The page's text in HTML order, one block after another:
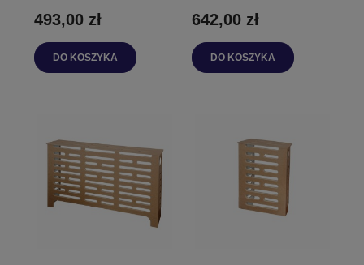
493,00 zł
DO KOSZYKA
642,00 zł
DO KOSZYKA